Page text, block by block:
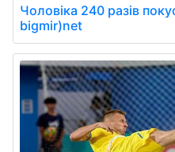
Чоловіка 240 разів
bigmir)net